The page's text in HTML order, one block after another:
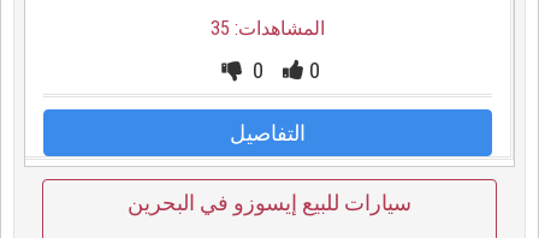
المشاهدات: 35
0
0
التفاصيل
سيارات للبيع إيسوزو في البحرين